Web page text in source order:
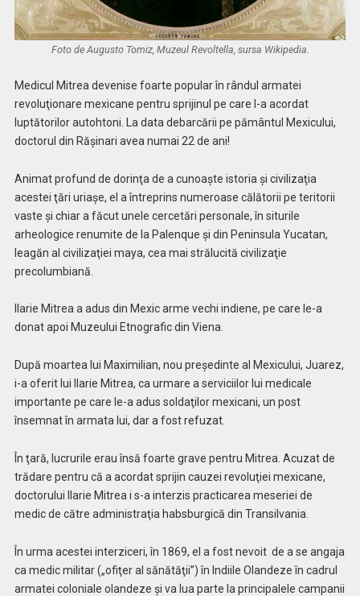
Foto de Augusto Tomiz, Muzeul Revoltella, sursa Wikipedia.
Medicul Mitrea devenise foarte popular în rândul armatei
revoluţionare mexicane pentru sprijinul pe care l-a acordat
luptătorilor autohtoni. La data debarcării pe pământul Mexicului,
doctorul din Răşinari avea numai 22 de ani!
Animat profund de dorinţa de a cunoaşte istoria şi civilizaţia
acestei ţări uriaşe, el a întreprins numeroase călătorii pe teritorii
vaste şi chiar a făcut unele cercetări personale, în siturile
arheologice renumite de la Palenque şi din Peninsula Yucatan,
leagăn al civilizaţiei maya, cea mai strălucită civilizaţie
precolumbiană.
Ilarie Mitrea a adus din Mexic arme vechi indiene, pe care le-a
donat apoi Muzeului Etnografic din Viena.
După moartea lui Maximilian, nou preşedinte al Mexicului, Juarez,
i-a oferit lui Ilarie Mitrea, ca urmare a serviciilor lui medicale
importante pe care le-a adus soldaţilor mexicani, un post
însemnat în armata lui, dar a fost refuzat.
În ţară, lucrurile erau însă foarte grave pentru Mitrea. Acuzat de
trădare pentru că a acordat sprijin cauzei revoluţiei mexicane,
doctorului Ilarie Mitrea i s-a interzis practicarea meseriei de
medic de către administraţia habsburgică din Transilvania.
În urma acestei interziceri, în 1869, el a fost nevoit de a se angaja
ca medic militar („ofiţer al sănătăţii”) în Indiile Olandeze în cadrul
armatei coloniale olandeze şi va lua parte la principalele campanii